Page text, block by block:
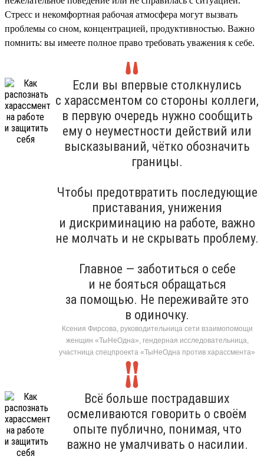
Стресс и некомфортная рабочая атмосфера могут вызвать
проблемы со сном, концентрацией, продуктивностью. Важно
помнить: вы имеете полное право требовать уважения к себе.
Если вы впервые столкнулись
с харассментом со стороны коллеги,
в первую очередь нужно сообщить
ему о неуместности действий или
высказываний, чётко обозначить
границы.
Чтобы предотвратить последующие
приставания, унижения
и дискриминацию на работе, важно
не молчать и не скрывать проблему.
Главное — заботиться о себе
и не бояться обращаться
за помощью. Не переживайте это
в одиночку.
Ксения Фирсова, руководительница сети взаимопомощи
женщин «ТыНеОдна», гендерная исследовательница,
участница спецпроекта «ТыНеОдна против харассмента»
Всё больше пострадавших
осмеливаются говорить о своём
опыте публично, понимая, что
важно не умалчивать о насилии.